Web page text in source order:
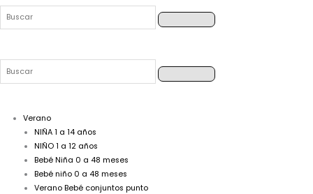
Verano
NIÑA 1 a 14 años
NIÑO 1 a 12 años
Bebé Niña 0 a 48 meses
Bebé niño 0 a 48 meses
Verano Bebé conjuntos punto